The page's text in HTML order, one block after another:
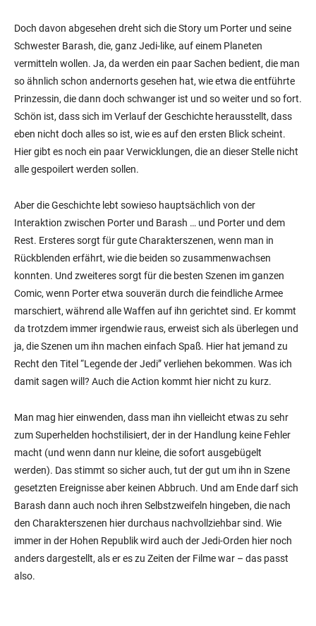
Doch davon abgesehen dreht sich die Story um Porter und seine
Schwester Barash, die, ganz Jedi-like, auf einem Planeten
vermitteln wollen. Ja, da werden ein paar Sachen bedient, die man
so ähnlich schon andernorts gesehen hat, wie etwa die entführte
Prinzessin, die dann doch schwanger ist und so weiter und so fort.
Schön ist, dass sich im Verlauf der Geschichte herausstellt, dass
eben nicht doch alles so ist, wie es auf den ersten Blick scheint.
Hier gibt es noch ein paar Verwicklungen, die an dieser Stelle nicht
alle gespoilert werden sollen.
Aber die Geschichte lebt sowieso hauptsächlich von der
Interaktion zwischen Porter und Barash … und Porter und dem
Rest. Ersteres sorgt für gute Charakterszenen, wenn man in
Rückblenden erfährt, wie die beiden so zusammenwachsen
konnten. Und zweiteres sorgt für die besten Szenen im ganzen
Comic, wenn Porter etwa souverän durch die feindliche Armee
marschiert, während alle Waffen auf ihn gerichtet sind. Er kommt
da trotzdem immer irgendwie raus, erweist sich als überlegen und
ja, die Szenen um ihn machen einfach Spaß. Hier hat jemand zu
Recht den Titel “Legende der Jedi” verliehen bekommen. Was ich
damit sagen will? Auch die Action kommt hier nicht zu kurz.
Man mag hier einwenden, dass man ihn vielleicht etwas zu sehr
zum Superhelden hochstilisiert, der in der Handlung keine Fehler
macht (und wenn dann nur kleine, die sofort ausgebügelt
werden). Das stimmt so sicher auch, tut der gut um ihn in Szene
gesetzten Ereignisse aber keinen Abbruch. Und am Ende darf sich
Barash dann auch noch ihren Selbstzweifeln hingeben, die nach
den Charakterszenen hier durchaus nachvollziehbar sind. Wie
immer in der Hohen Republik wird auch der Jedi-Orden hier noch
anders dargestellt, als er es zu Zeiten der Filme war – das passt
also.